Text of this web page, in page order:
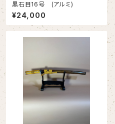
黒石目16号 (アルミ)
¥24,000